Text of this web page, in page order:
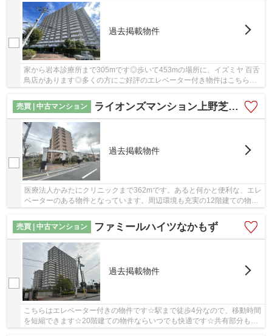
過去掲載物件
家から岩本診療所まで305mです◎歩いて453mの場所に、イズミヤ 百舌
鳥店があります◎多くの方にご好評のエレベーター付き物件はこちらで
売買 | 中古マンション
ライオンズマンション上野芝駅前
過去掲載物件
医療法人かみたにクリニックまで362mです。あると何かと便利な、エレ
ベーターのある物件となっています。周辺環境も充実の12階建ての物
売買 | 中古マンション
ファミールハイツなかもず
過去掲載物件
こちらはエレベーター付きの物件です☆駅まで徒歩4分なので、移動時間
を短縮できます☆20階建ての物件ならいつでも快適です☆共有部分も清
潔感があり、綺麗な中古マンションです☆マイホー...